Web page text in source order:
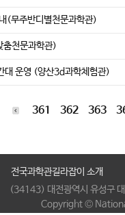
(무주반디별천문과학관)
춤천문과학관)
대 운영 (양산3d과학체험관)
361 362 363
전국과학관길라잡이 소개
(34143) 대전광역시 유성
Copyright ©